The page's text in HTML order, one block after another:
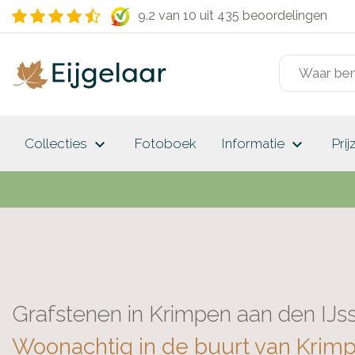
9.2 van 10 uit 435 beoordelingen
Collecties keyboard_arrow_down Fotoboek Informatie keyboard_arrow_down
Grafstenen in Krimpen aan den
Woonachtig in de buurt van